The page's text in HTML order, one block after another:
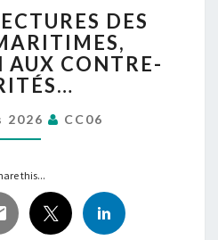
LA
PRÉFECTURES
DES
ALPES-
POLLUTION
AUX
VÉRITÉS…
DES
AUX CONTRE-
2026 CC06
this...